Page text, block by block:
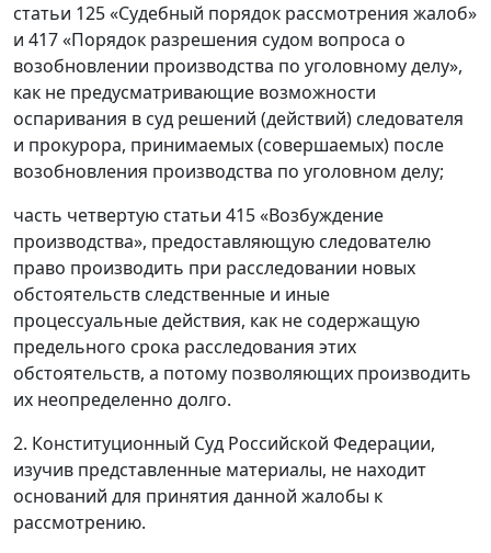
статьи 125 «Судебный порядок рассмотрения жалоб»
и 417 «Порядок разрешения судом вопроса о
возобновлении производства по уголовному делу»,
как не предусматривающие возможности
оспаривания в суд решений (действий) следователя
и прокурора, принимаемых (совершаемых) после
возобновления производства по уголовном делу;
часть четвертую статьи 415 «Возбуждение
производства», предоставляющую следователю
право производить при расследовании новых
обстоятельств следственные и иные
процессуальные действия, как не содержащую
предельного срока расследования этих
обстоятельств, а потому позволяющих производить
их неопределенно долго.
2. Конституционный Суд Российской Федерации,
изучив представленные материалы, не находит
оснований для принятия данной жалобы к
рассмотрению.